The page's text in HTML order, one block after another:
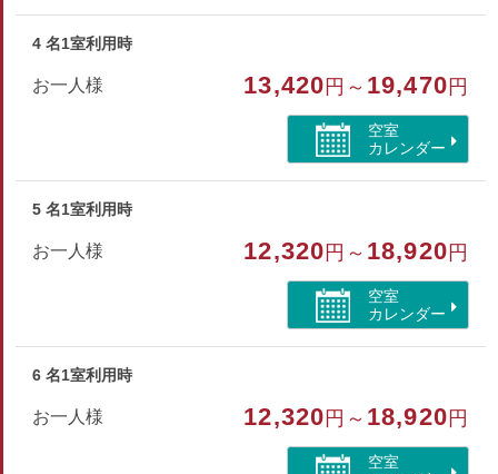
部屋特徴
る部屋/ペット同室/洗浄機付トイレ
4 名1室利用時
お一人様 13,420 円～ 19,470 円
空室
カレンダー
5 名1室利用時
お一人様 12,320 円～ 18,920 円
空室
カレンダー
6 名1室利用時
お一人様 12,320 円～ 18,920 円
空室